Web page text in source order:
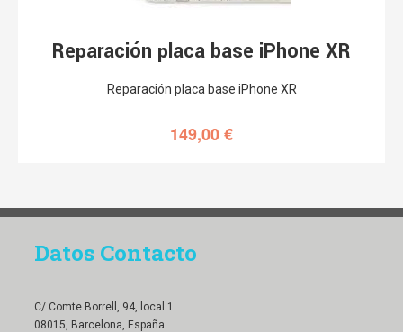
Reparación placa base iPhone XR
Reparación placa base iPhone XR
149,00€
Datos Contacto
C/ Comte Borrell, 94, local 1
08015, Barcelona, España